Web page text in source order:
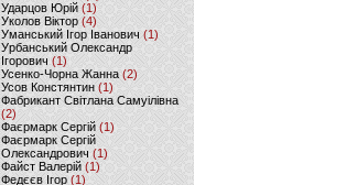
Ударцов Юрій (1)
Уколов Віктор(4)
Уманський Ігор Іванович(1)
Урбанський Олександр
Ігорович (1)
Усенко-Чорна Жанна (2)
Усов Констянтин(1)
Фабрикант Світлана Самуілівна
(2)
Фаєрмарк Сергій(1)
Фаєрмарк Сергій
Олександрович (1)
Файст Валерій(1)
Федєєв Ігор (1)